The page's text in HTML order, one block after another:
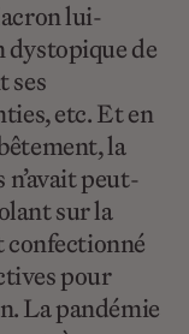
lui-
dystopique de
ses
etc. Et en
la
peut-
sur la
confectionné
pour
La pandémie